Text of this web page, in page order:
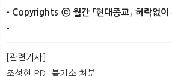
- Copyrights ⓒ 월간 「현대종교」 허락없이
-
[관련기사]
조성현 PD, 불기소 처분